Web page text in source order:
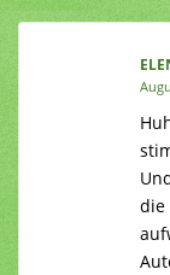
die